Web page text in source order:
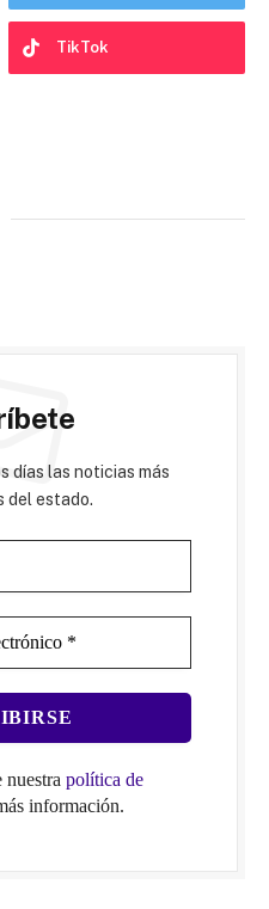
TikTok
días las noticias más
del estado.
nuestra política de
información.